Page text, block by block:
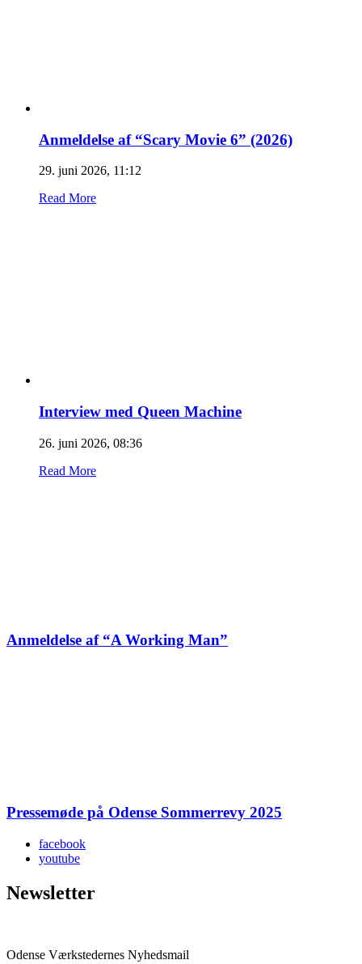
Anmeldelse af “Scary Movie 6” (2026)
29. juni 2026, 11:12
Read More
Interview med Queen Machine
26. juni 2026, 08:36
Read More
Anmeldelse af “A Working Man”
Pressemøde på Odense Sommerrevy 2025
facebook
youtube
Newsletter
Odense Værkstedernes Nyhedsmail